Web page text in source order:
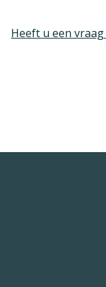
Heeft u een